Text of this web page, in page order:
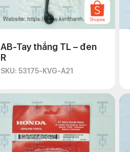
AB-Tay thắng TL – đen
R
SKU: 53175-KVG-A21